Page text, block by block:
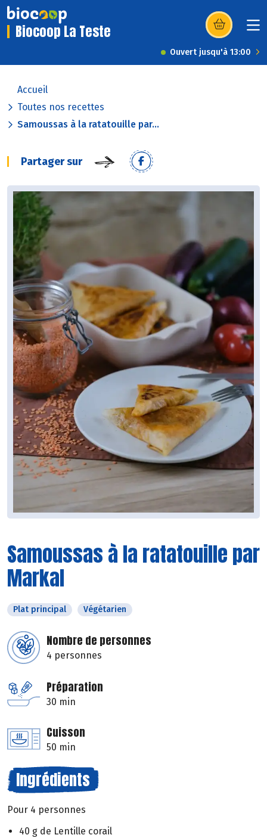
Biocoop La Teste (s’ouvre dans
Ouvert jusqu'à 13:00
Accueil
Toutes nos recettes
Samoussas à la ratatouille par...
Partager sur
Samoussas à la ratatouille par
Markal
Plat principal Végétarien
Nombre de personnes
4 personnes
Préparation
30 min
Cuisson
50 min
Ingrédients
Pour 4 personnes
40 g de Lentille corail